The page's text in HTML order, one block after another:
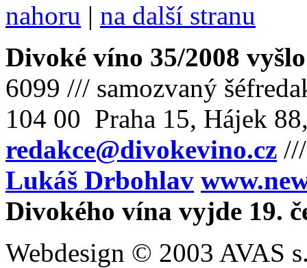
nahoru | na další stranu
Divoké víno 35/2008
6099 /// samozvaný
104 00 Praha 15, Hájek
redakce@divokevino.cz
Lukáš Drbohlav
Divokého vína vyjde 19.
Webdesign © 2003 AVAS